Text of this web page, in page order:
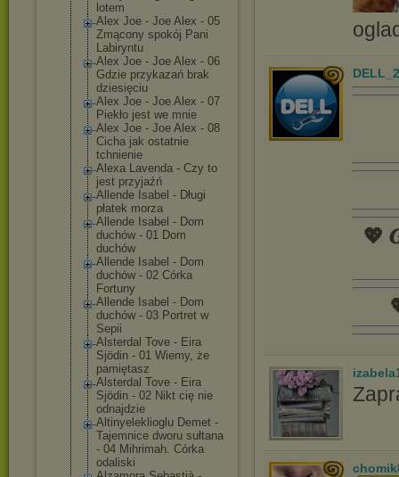
lotem
Alex Joe - Joe Alex - 05
Zmącony spokój Pani
Labiryntu
Alex Joe - Joe Alex - 06
Gdzie przykazań brak
dziesięciu
Alex Joe - Joe Alex - 07
Piekło jest we mnie
Alex Joe - Joe Alex - 08
Cicha jak ostatnie
tchnienie
Alexa Lavenda - Czy to
jest przyjaźń
Allende Isabel - Długi
płatek morza
Allende Isabel - Dom
duchów - 01 Dom
duchów
Allende Isabel - Dom
duchów - 02 Córka
Fortuny
Allende Isabel - Dom
duchów - 03 Portret w
Sepii
Alsterdal Tove - Eira
Sjödin - 01 Wiemy, że
pamiętasz
Alsterdal Tove - Eira
Sjödin - 02 Nikt cię nie
odnajdzie
Altinyelekliog lu Demet -
Tajemnice dworu sułtana
- 04 Mihrimah. Córka
odaliski
💖